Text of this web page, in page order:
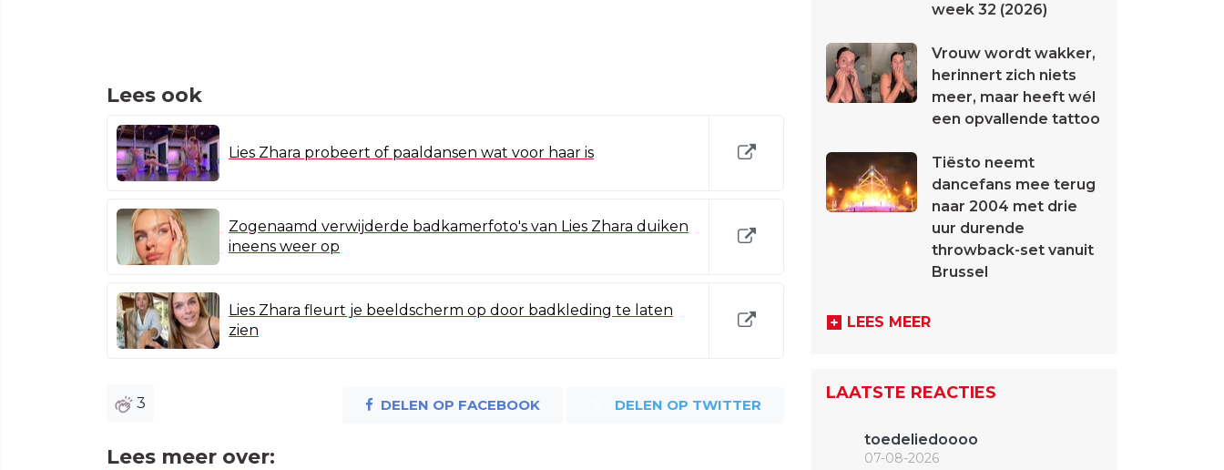
Lees ook
Lies Zhara probeert of paaldansen wat voor haar is
Zogenaamd verwijderde badkamerfoto's van Lies Zhara duiken
ineens weer op
Lies Zhara fleurt je beeldscherm op door badkleding te laten
zien
3 DELEN OP FACEBOOK DELEN OP TWITTER
Lees meer over:
week 32 (2026)
Vrouw wordt wakker,
herinnert zich niets
meer, maar heeft wél
een opvallende tattoo
Tiësto neemt
dancefans mee terug
naar 2004 met drie
uur durende
throwback-set vanuit
Brussel
LEES MEER
LAATSTE REACTIES
toedeliedoooo
07-08-2026